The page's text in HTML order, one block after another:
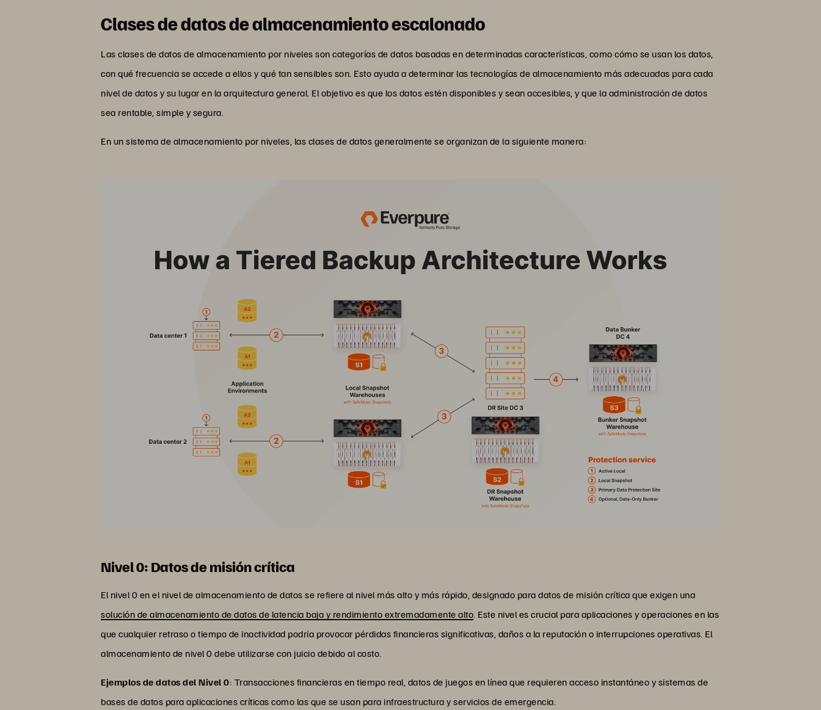
Clases de datos de almacenamiento escalonado
Las clases de datos de almacenamiento por niveles son categorías de datos basadas en determinadas características, como cómo se usan los datos,
con qué frecuencia se accede a ellos y qué tan sensibles son. Esto ayuda a determinar las tecnologías de almacenamiento más adecuadas para cada
nivel de datos y su lugar en la arquitectura general. El objetivo es que los datos estén disponibles y sean accesibles, y que la administración de datos
sea rentable, simple y segura.
En un sistema de almacenamiento por niveles, las clases de datos generalmente se organizan de la siguiente manera:
Nivel 0: Datos de misión crítica
El nivel 0 en el nivel de almacenamiento de datos se refiere al nivel más alto y más rápido, designado para datos de misión crítica que exigen una
solución de almacenamiento de datos de latencia baja y rendimiento extremadamente alto. Este nivel es crucial para aplicaciones y operaciones en las
que cualquier retraso o tiempo de inactividad podría provocar pérdidas financieras significativas, daños a la reputación o interrupciones operativas. El
almacenamiento de nivel 0 debe utilizarse con juicio debido al costo.
Ejemplos de datos del Nivel 0: Transacciones financieras en tiempo real, datos de juegos en línea que requieren acceso instantáneo y sistemas de
bases de datos para aplicaciones críticas como las que se usan para infraestructura y servicios de emergencia.